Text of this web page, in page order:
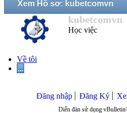
Xem Hồ sơ: kubetcomvn
kubetcomvn
Học việc
Về tôi
...
Đăng nhập Đăng Ký
Diễn đàn sử dụng